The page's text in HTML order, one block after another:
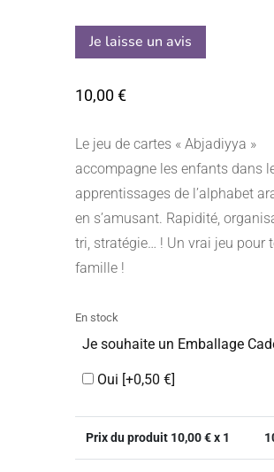
Je laisse un avis
10,00€
Le jeu de cartes « Abjadiyya »
accompagne les enfants dans
apprentissages de l’alphabet
en s’amusant. Rapidité,
tri, stratégie… ! Un vrai jeu pour
famille !
En stock
Je souhaite un Emballage
Oui [+0,50 €]
Prix du produit 10,00€ x 1